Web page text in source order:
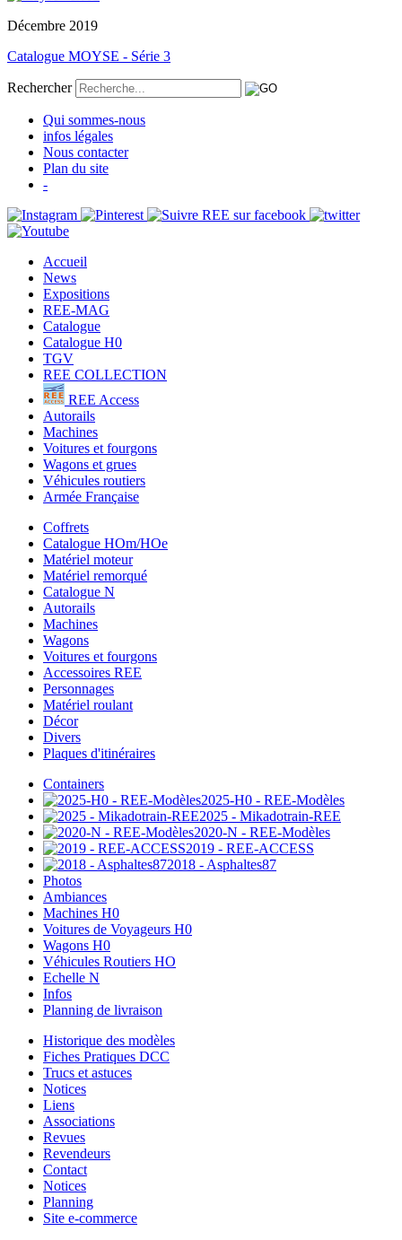
Décembre 2019
Catalogue MOYSE - Série 3
Rechercher
Qui sommes-nous
infos légales
Nous contacter
Plan du site
-
Accueil
News
Expositions
REE-MAG
Catalogue
Catalogue H0
TGV
REE COLLECTION
REE Access
Autorails
Machines
Voitures et fourgons
Wagons et grues
Véhicules routiers
Armée Française
Coffrets
Catalogue HOm/HOe
Matériel moteur
Matériel remorqué
Catalogue N
Autorails
Machines
Wagons
Voitures et fourgons
Accessoires REE
Personnages
Matériel roulant
Décor
Divers
Plaques d'itinéraires
Containers
2025-H0 - REE-Modèles
2025 - Mikadotrain-REE
2020-N - REE-Modèles
2019 - REE-ACCESS
2018 - Asphaltes87
Photos
Ambiances
Machines H0
Voitures de Voyageurs H0
Wagons H0
Véhicules Routiers HO
Echelle N
Infos
Planning de livraison
Historique des modèles
Fiches Pratiques DCC
Trucs et astuces
Notices
Liens
Associations
Revues
Revendeurs
Contact
Notices
Planning
Site e-commerce